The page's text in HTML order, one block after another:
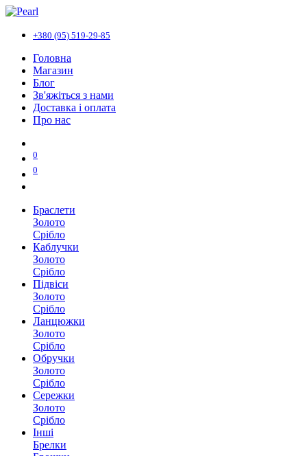
+380 (95) 519-29-85
Головна
Магазин
Блог
Зв'яжіться з нами
Доставка і оплата
Про нас
0
0
Браслети
Золото
Срібло
Каблучки
Золото
Срібло
Підвіси
Золото
Срібло
Ланцюжки
Золото
Срібло
Обручки
Золото
Срібло
Сережки
Золото
Срібло
Інші
Брелки